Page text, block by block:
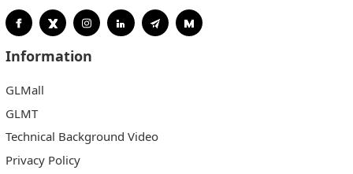
Information
GLMall
GLMT
Technical Background Video
Privacy Policy